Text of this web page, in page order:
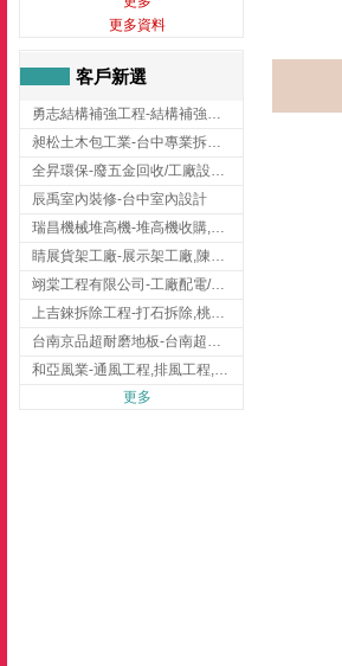
更多資料
客戶新選
勇志結構補強工程-結構補強工程 ,桃園結構補強工程,龍潭結構補強工程
昶松土木包工業-台中專業拆除工程/挖土機出租
全昇環保-廢五金回收/工廠設備收購/機械設備回收/高價收購廠房設備
辰禹室內裝修-台中室內設計
瑞昌機械堆高機-堆高機收購,新北市堆高機,桃園堆高機
睛展貨架工廠-展示架工廠,陳列架,台中展示架工廠
翊棠工程有限公司-工廠配電/高雄消防機電公司
上吉錸拆除工程-打石拆除,桃園打石拆除,桃園拆除工程
台南京品超耐磨地板-台南超耐磨地板
和亞風業-通風工程,排風工程,彰化通風工程,彰化排風工程
更多